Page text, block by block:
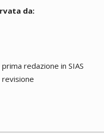
da:
redazione in SIAS